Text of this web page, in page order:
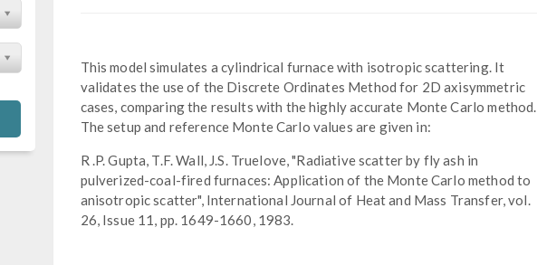
This model simulates a cylindrical furnace with isotropic scattering. It
validates the use of the Discrete Ordinates Method for 2D axisymmetric
cases, comparing the results with the highly accurate Monte Carlo method.
The setup and reference Monte Carlo values are given in:
R .P. Gupta, T.F. Wall, J.S. Truelove, "Radiative scatter by fly ash in
pulverized-coal-fired furnaces: Application of the Monte Carlo method to
anisotropic scatter", International Journal of Heat and Mass Transfer, vol.
26, Issue 11, pp. 1649-1660, 1983.